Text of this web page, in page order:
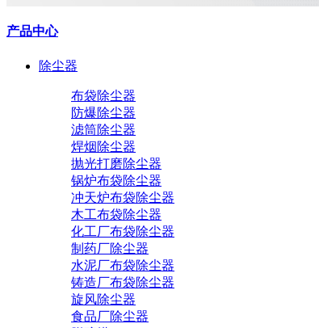
产品中心
除尘器
布袋除尘器
防爆除尘器
滤筒除尘器
焊烟除尘器
抛光打磨除尘器
锅炉布袋除尘器
冲天炉布袋除尘器
木工布袋除尘器
化工厂布袋除尘器
制药厂除尘器
水泥厂布袋除尘器
铸造厂布袋除尘器
旋风除尘器
食品厂除尘器